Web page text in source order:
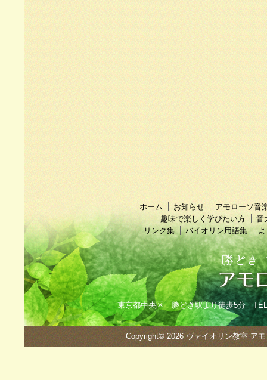
ホーム お知らせ
アモローソ音
趣味で楽しく学びたい方
音
リンク集
バイオリン用語集
東京都中央区 勝どき駅より徒歩5分
Copyright© 2026 ヴァイオリン教室 ア